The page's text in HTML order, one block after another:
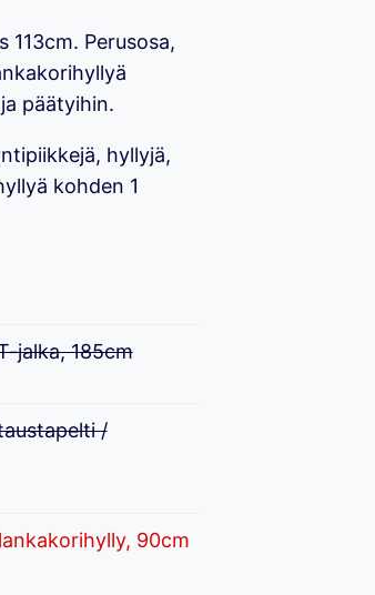
113cm. Perusosa,
päätyihin.
hyllyjä,
kohden 1
jalka, 185cm
/
90cm